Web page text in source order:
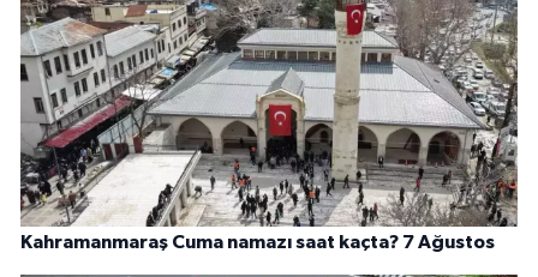
Kahramanmaraş Cuma namazı saat kaçta? 7 Ağustos